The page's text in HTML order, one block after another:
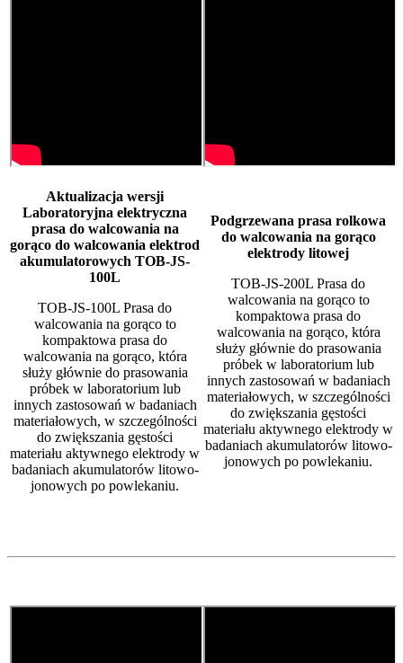
Aktualizacja wersji
Laboratoryjna elektryczna
prasa do walcowania na
gorąco do walcowania elektrod
akumulatorowych TOB-JS-
100L
TOB-JS-100L Prasa do
walcowania na gorąco to
kompaktowa prasa do
walcowania na gorąco, która
służy głównie do prasowania
próbek w laboratorium lub
innych zastosowań w badaniach
materiałowych, w szczególności
do zwiększania gęstości
materiału aktywnego elektrody w
badaniach akumulatorów litowo-
jonowych po powlekaniu.
Podgrzewana prasa rolkowa
do walcowania na gorąco
elektrody litowej
TOB-JS-200L Prasa do
walcowania na gorąco to
kompaktowa prasa do
walcowania na gorąco, która
służy głównie do prasowania
próbek w laboratorium lub
innych zastosowań w badaniach
materiałowych, w szczególności
do zwiększania gęstości
materiału aktywnego elektrody w
badaniach akumulatorów litowo-
jonowych po powlekaniu.